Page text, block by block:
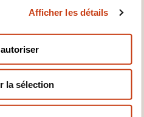
Afficher les détails
la sélection
combinant vidéos
professionnelles et
une prise en main